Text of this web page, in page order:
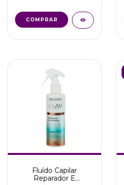
Fluído Capilar
Reparador E